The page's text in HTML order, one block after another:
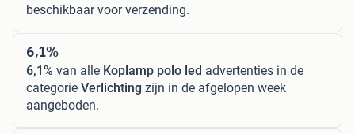
beschikbaar voor verzending.
6,1%
6,1% van alle Koplamp polo led advertenties in de
categorie Verlichting zijn in de afgelopen week
aangeboden.